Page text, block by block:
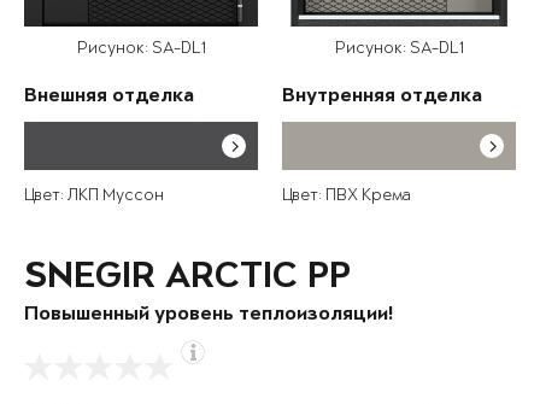
Рисунок: SA-DL1
Внешняя отделка
Цвет: ЛКП Муссон
Рисунок: SA-DL1
Внутренняя отделка
Цвет: ПВХ Крема
SNEGIR ARCTIC PP
Повышенный уровень теплоизоляции!